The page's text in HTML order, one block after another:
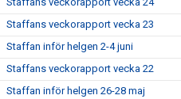
Staffans veckorapport vecka 23
Staffan inför helgen 2-4 juni
Staffans veckorapport vecka 22
Staffan inför helgen 26-28 maj